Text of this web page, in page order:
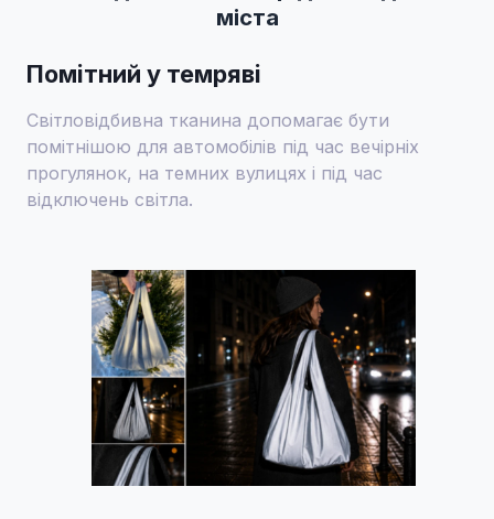
міста
Помітний у темряві
Світловідбивна тканина допомагає бути
помітнішою для автомобілів під час вечірніх
прогулянок, на темних вулицях і під час
відключень світла.